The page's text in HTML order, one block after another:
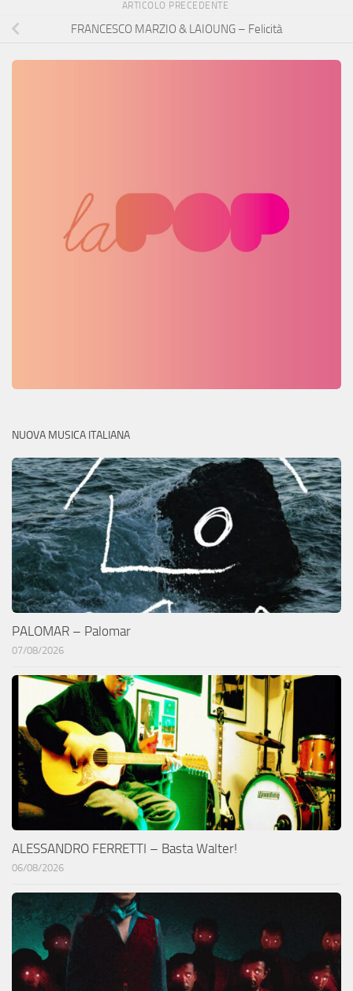
ARTICOLO PRECEDENTE
FRANCESCO MARZIO & LAIOUNG – Felicità
NUOVA MUSICA ITALIANA
PALOMAR – Palomar
07/08/2026
ALESSANDRO FERRETTI – Basta Walter!
06/08/2026